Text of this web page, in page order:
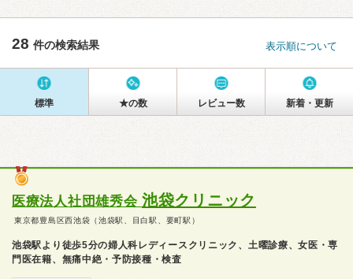
28 件の検索結果 表示順について
標準 ★の数 レビュー数 新着・更新
医療法人社団雄秀会 池袋クリニック
東京都豊島区西池袋（池袋駅、目白駅、要町駅）
池袋駅より徒歩5分の婦人科レディースクリニック、土曜診療、女医・専
門医在籍、無痛中絶・予防接種・検査